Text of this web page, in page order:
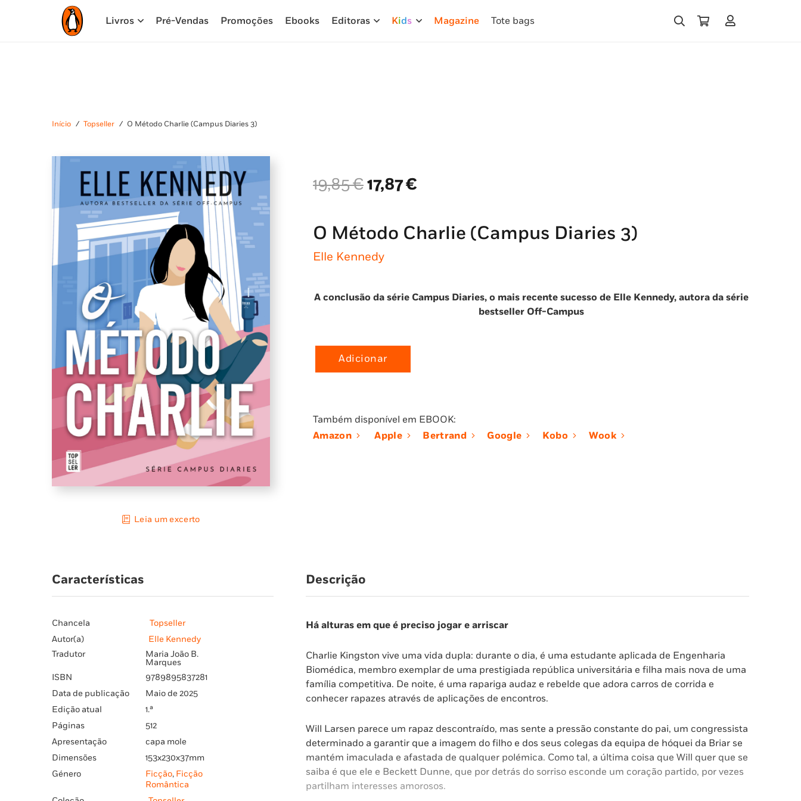
Livros Pré-Vendas Promoções Ebooks Editoras Kids Magazine Tote bags
Início / Topseller / O Método Charlie (Campus Diaries 3)
Leia um excerto
19,85€O
preço
era:
19,85 €.
17,87€
é:
17,87 €.
O Método Charlie (Campus Diaries 3)
Elle Kennedy
A conclusão da série Campus Diaries, o mais recente sucesso de Elle Kennedy, autora da série
bestseller Off-Campus
Quantidade
Charlie
(Campus
Adicionar
Também disponível em EBOOK:
Amazon
Apple Bertrand Google Kobo Wook
Características
Chancela
Topseller
Autor(a)
Elle Kennedy
Tradutor
Maria João B.
Marques
ISBN
9789895837281
Data de publicação
Maio de 2025
Edição atual
1.ª
Páginas
512
Apresentação
capa mole
Dimensões
153x230x37mm
Género
Ficção, Ficção
Romântica
Descrição
Há alturas em que é preciso jogar e arriscar
Charlie Kingston vive uma vida dupla: durante o dia, é uma estudante aplicada de Engenharia
Biomédica, membro exemplar de uma prestigiada república universitária e filha mais nova de uma
família competitiva. De noite, é uma rapariga audaz e rebelde que adora carros de corrida e
conhecer rapazes através de aplicações de encontros.
Will Larsen parece um rapaz descontraído, mas sente a pressão constante do pai, um congressista
determinado a garantir que a imagem do filho e dos seus colegas da equipa de hóquei da Briar se
mantém imaculada e afastada de qualquer polémica. Como tal, a última coisa que Will quer que se
saiba é que ele e Beckett Dunne, que por detrás do sorriso esconde um coração partido, por vezes
partilham interesses amorosos.